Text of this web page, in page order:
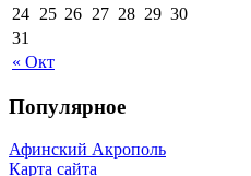
« Окт
24 25 26 27 28 29 30
31
Популярное
Афинский Акрополь
Карта сайта